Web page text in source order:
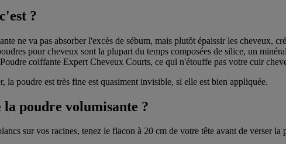
?
ne va pas absorber l'excès de sébum, mais plutôt épaissir les cheveux,
pour cheveux sont la plupart du temps composées de silice, un
coiffante Expert Cheveux Courts, ce qui n'étouffe pas votre cuir
poudre est très fine est quasiment invisible, si elle est bien appliquée.
la poudre volumisante ?
sur vos racines, tenez le flacon à 20 cm de votre tête avant de verser la